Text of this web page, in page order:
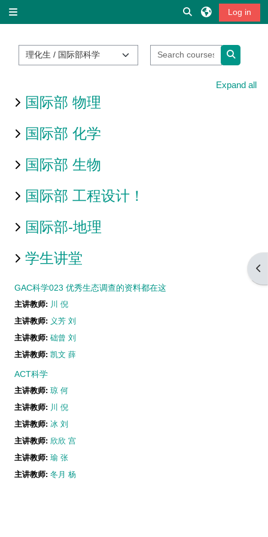
Toggle search
Log in
Course categories
Search
Search
Expand all
国际部 物理
国际部 化学
国际部 生物
国际部 工程设计！
国际部-地理
学生讲堂
GAC科学023 优秀生态调查的资料都在这
主讲教师: 川 倪
主讲教师: 义芳 刘
主讲教师:础曾 刘
主讲教师:凯文 薛
ACT科学
主讲教师:琼 何
主讲教师: 川 倪
主讲教师:冰 刘
主讲教师: 欣欣 宫
主讲教师:瑜 张
主讲教师:冬月 杨